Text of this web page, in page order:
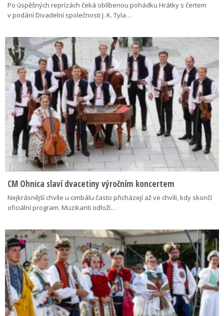
Po úspěšných reprízách čeká oblíbenou pohádku Hrátky s čertem
v podání Divadelní společnosti J. K. Tyla…
CM Ohnica slaví dvacetiny výročním koncertem
Nejkrásnější chvíle u cimbálu často přicházejí až ve chvíli, kdy skončí
oficiální program. Muzikanti odloží…